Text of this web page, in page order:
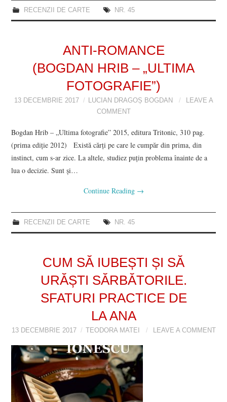
RECENZII DE CARTE NR. 45
ANTI-ROMANCE
(BOGDAN HRIB – „ULTIMA
FOTOGRAFIE”)
13 DECEMBRIE 2017 LUCIAN DRAGOȘ BOGDAN
LEAVE A
COMMENT
Bogdan Hrib – „Ultima fotografie” 2015, editura Tritonic, 310 pag.
(prima ediție 2012) Există cărți pe care le cumpăr din prima, din
instinct, cum s-ar zice. La altele, studiez puțin problema înainte de a
lua o decizie. Sunt și…
Continue Reading →
RECENZII DE CARTE NR. 45
CUM SĂ IUBEȘTI ȘI SĂ
URĂȘTI SĂRBĂTORILE.
SFATURI PRACTICE DE
LA ANA
13 DECEMBRIE 2017 TEODORA MATEI LEAVE A COMMENT